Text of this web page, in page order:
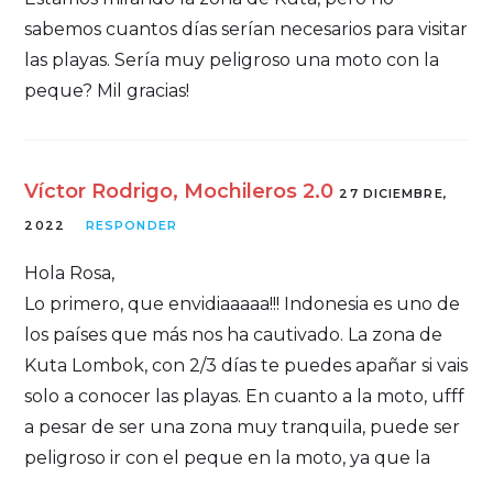
sabemos cuantos días serían necesarios para visitar
las playas. Sería muy peligroso una moto con la
peque? Mil gracias!
Víctor Rodrigo, Mochileros 2.0 27 DICIEMBRE,
2022 RESPONDER
Hola Rosa,
Lo primero, que envidiaaaaa!!! Indonesia es uno de
los países que más nos ha cautivado. La zona de
Kuta Lombok, con 2/3 días te puedes apañar si vais
solo a conocer las playas. En cuanto a la moto, ufff
a pesar de ser una zona muy tranquila, puede ser
peligroso ir con el peque en la moto, ya que la